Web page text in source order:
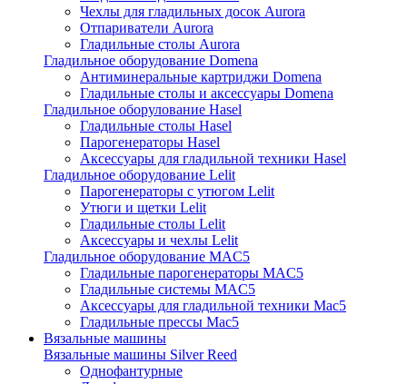
Чехлы для гладильных досок Aurora
Отпариватели Aurora
Гладильные столы Aurora
Гладильное оборудование Domena
Антиминеральные картриджи Domena
Гладильные столы и аксессуары Domena
Гладильное оборулование Hasel
Гладильные столы Hasel
Парогенераторы Hasel
Аксессуары для гладильной техники Hasel
Гладильное оборудование Lelit
Парогенераторы с утюгом Lelit
Утюги и щетки Lelit
Гладильные столы Lelit
Аксессуары и чехлы Lelit
Гладильное оборудование MAC5
Гладильные парогенераторы MAC5
Гладильные системы MAC5
Аксессуары для гладильной техники Mac5
Гладильные прессы Mac5
Вязальные машины
Вязальные машины Silver Reed
Однофантурные